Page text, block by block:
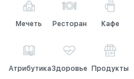
Мечеть Ресторан Кафе
АтрибутикаЗдоровье Продукты